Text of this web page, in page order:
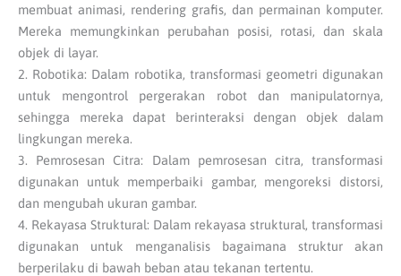
membuat animasi, rendering grafis, dan permainan komputer.
Mereka memungkinkan perubahan posisi, rotasi, dan skala
objek di layar.
2. Robotika: Dalam robotika, transformasi geometri digunakan
untuk mengontrol pergerakan robot dan manipulatornya,
sehingga mereka dapat berinteraksi dengan objek dalam
lingkungan mereka.
3. Pemrosesan Citra: Dalam pemrosesan citra, transformasi
digunakan untuk memperbaiki gambar, mengoreksi distorsi,
dan mengubah ukuran gambar.
4. Rekayasa Struktural: Dalam rekayasa struktural, transformasi
digunakan untuk menganalisis bagaimana struktur akan
berperilaku di bawah beban atau tekanan tertentu.